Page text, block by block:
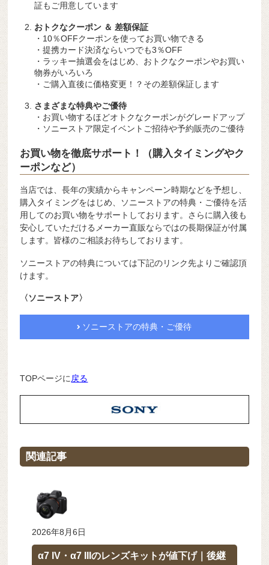
証もご用意しています
おトクなクーポン ＆ 差額保証
・10％OFFクーポンを使ってお買い物できる
・提携カード決済ならいつでも3％OFF
・ラッキー抽選会をはじめ、おトクなクーポンやお買い
物券がいろいろ
・ご購入直後に価格変更！？その差額保証します
さまざまな特典やご優待
・お買い物するほどオトクなクーポンがグレードアップ
・ソニーストア限定イベントご招待や予約販売のご優待
お買い物を徹底サポート！（購入タイミングやク
ーポンなど）
当店では、長年の実績からキャンペーン時期などを予想し、
購入タイミングをはじめ、ソニーストアの特典・ご優待を活
用してのお買い物をサポートしております。さらに購入後も
安心していただけるメーカー直販ならではの長期保証が付属
します。皆様のご相談お待ちしております。
ソニーストアの特典については下記のリンク先よりご確認頂
けます。
〈ソニーストア〉
ソニーストアの特典・ご優待
TOPページに 戻る
関連記事
2026年8月6日
α7 IV・α7 IIIのレンズキットが値下げ｜後継